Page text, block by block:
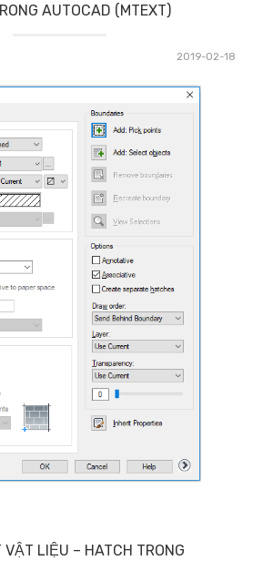
AUTOCAD (MTEXT)
2019-02-18
LIỆU – HATCH TRONG